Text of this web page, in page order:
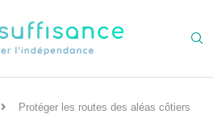
Protéger les routes des aléas côtiers